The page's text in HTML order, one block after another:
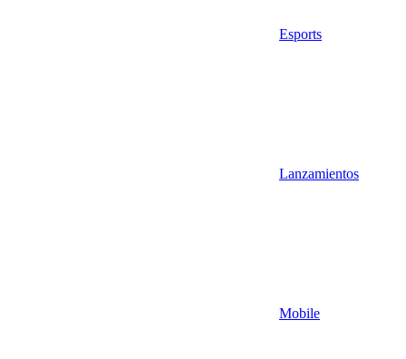
Esports
Lanzamientos
Mobile